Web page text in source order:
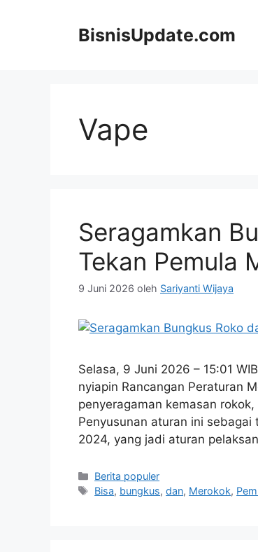
BisnisUpdate.com
Vape
Seragamkan
Tekan Pemula
9 Juni 2026 oleh Sariyanti Wijaya
Selasa, 9 Juni 2026 – 15:01
nyiapin Rancangan Peraturan
penyeragaman kemasan
Penyusunan aturan ini
2024, yang jadi aturan
Kategori
Berita populer
Tag
Bisa, bungkus,dan, Merokok,